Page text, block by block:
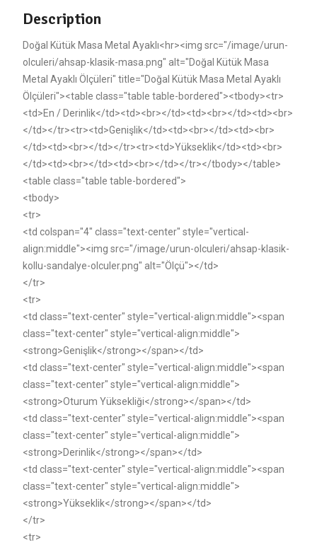
Description
Doğal Kütük Masa Metal Ayaklı<hr><img src="/image/urun-
olculeri/ahsap-klasik-masa.png" alt="Doğal Kütük Masa
Metal Ayaklı Ölçüleri" title="Doğal Kütük Masa Metal Ayaklı
Ölçüleri"><table class="table table-bordered"><tbody><tr>
<td>En / Derinlik</td><td><br></td><td><br></td><td><br>
</td></tr><tr><td>Genişlik</td><td><br></td><td><br>
</td><td><br></td></tr><tr><td>Yükseklik</td><td><br>
</td><td><br></td><td><br></td></tr></tbody></table>
<table class="table table-bordered">
<tbody>
<tr>
<td colspan="4" class="text-center" style="vertical-
align:middle"><img src="/image/urun-olculeri/ahsap-klasik-
kollu-sandalye-olculer.png" alt="Ölçü"></td>
</tr>
<tr>
<td class="text-center" style="vertical-align:middle"><span
class="text-center" style="vertical-align:middle">
<strong>Genişlik</strong></span></td>
<td class="text-center" style="vertical-align:middle"><span
class="text-center" style="vertical-align:middle">
<strong>Oturum Yüksekliği</strong></span></td>
<td class="text-center" style="vertical-align:middle"><span
class="text-center" style="vertical-align:middle">
<strong>Derinlik</strong></span></td>
<td class="text-center" style="vertical-align:middle"><span
class="text-center" style="vertical-align:middle">
<strong>Yükseklik</strong></span></td>
</tr>
<tr>